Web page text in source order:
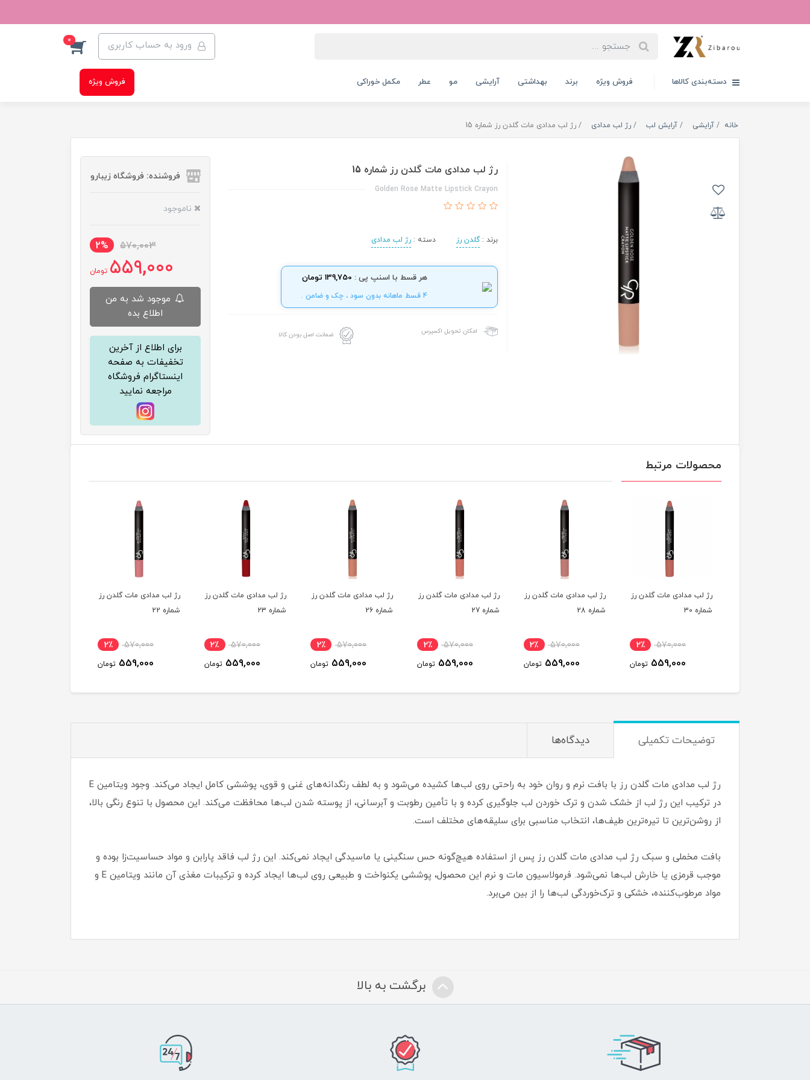
ورود به حساب کاربری 0
دسته‌بندی کالاها فروش ویژه برند بهداشتی آرایشی مو عطر مکمل خوراکی فروش ویژه
خانه آرایشی آرایش لب رژ لب مدادی رژ لب مدادی مات گلدن رز شماره 15
رژ لب مدادی مات گلدن رز شماره 15
Golden Rose Matte Lipstick Crayon
برند :گلدن رز دسته :رژ لب مدادی
هر قسط با اسنپ پی : 139,750 تومان
4 قسط ماهانه بدون سود ، چک و ضامن .
امکان تحویل اکسپرس ضمانت اصل بودن کالا
فروشنده: فروشگاه زیبارو
ناموجود
570,003
2%
559,000 تومان
موجود شد به من
اطلاع بده
برای اطلاع از آخرین
تخفیفات به صفحه
اینستاگرام فروشگاه
مراجعه نمایید
محصولات مرتبط
رژ لب مدادی مات گلدن رز
شماره 28
570,000 2٪
559,000 تومان
رژ لب مدادی مات گلدن رز
شماره 27
570,000 2٪
559,000 تومان
رژ لب مدادی مات گلدن رز
شماره 26
570,000 2٪
559,000 تومان
رژ لب مدادی مات گلدن رز
شماره 23
570,000 2٪
559,000 تومان
رژ لب مدادی مات گلدن رز
شماره 22
570,000 2٪
559,000 تومان
رژ لب مدادی مات گلدن رز
شماره 20
570,000 2٪
559,000 تومان
توضیحات تکمیلی دیدگاه‌ها
رژ لب مدادی مات گلدن رز با بافت نرم و روان خود به راحتی روی لب‌ها کشیده می‌شود و به لطف رنگدانه‌های غنی و قوی، پوششی کامل ایجاد می‌کند. وجود ویتامین E
در ترکیب این رژ لب از خشک شدن و ترک خوردن لب جلوگیری کرده و با تأمین رطوبت و آبرسانی، از پوسته شدن لب‌ها محافظت می‌کند. این محصول با تنوع رنگی بالا،
از روشن‌ترین تا تیره‌ترین طیف‌ها، انتخاب مناسبی برای سلیقه‌های مختلف است.
بافت مخملی و سبک رژ لب مدادی مات گلدن رز پس از استفاده هیچ‌گونه حس سنگینی یا ماسیدگی ایجاد نمی‌کند. این رژ لب فاقد پارابن و مواد حساسیت‌زا بوده و
موجب قرمزی یا خارش لب‌ها نمی‌شود. فرمولاسیون مات و نرم این محصول، پوششی یکنواخت و طبیعی روی لب‌ها ایجاد کرده و ترکیبات مغذی آن مانند ویتامین E و
مواد مرطوب‌کننده، خشکی و ترک‌خوردگی لب‌ها را از بین می‌برد.
برگشت به بالا